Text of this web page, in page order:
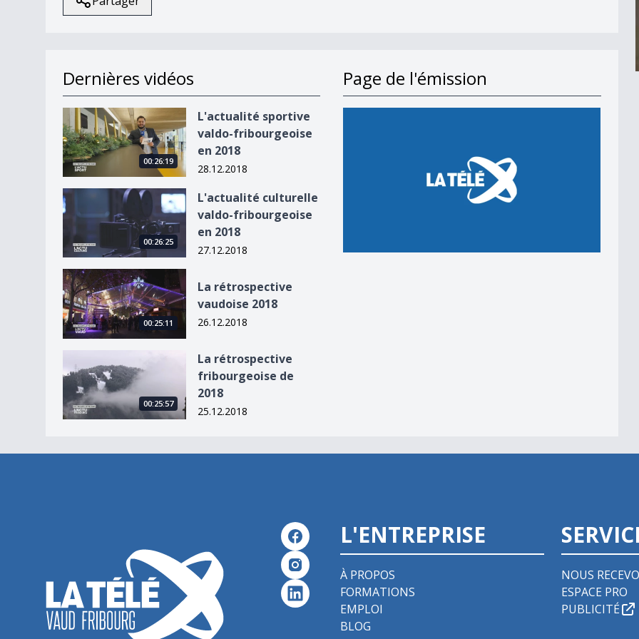
Dernières vidéos
L&#039;actualité sportive valdo-fribourgeoise en 2018
00:26:19
L'actualité sportive
valdo-fribourgeoise
en 2018
28.12.2018
L&#039;actualité culturelle valdo-fribourgeoise en 2018
00:26:25
L'actualité culturelle
valdo-fribourgeoise
en 2018
27.12.2018
La rétrospective vaudoise 2018
00:25:11
La rétrospective
vaudoise 2018
26.12.2018
La rétrospective fribourgeoise de 2018
00:25:57
La rétrospective
fribourgeoise de
2018
25.12.2018
Page de l'émission
L'ENTREPRISE
À PROPOS
FORMATIONS
EMPLOI
BLOG
NOUS
ESPACE PRO
PUBLICITÉ